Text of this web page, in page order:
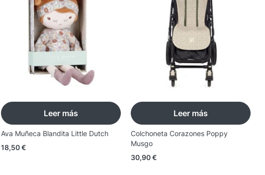
Leer más
Ava Muñeca Blandita Little Dutch
18,50€
Leer más
Colchoneta Corazones Poppy
Musgo
30,90€